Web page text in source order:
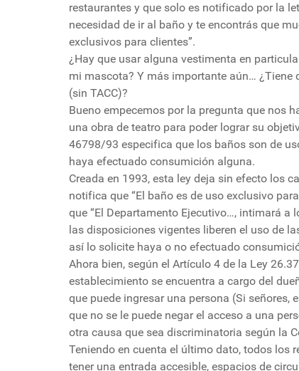
restaurantes y que solo es notificado por la
necesidad de ir al baño y te encontrás que
exclusivos para clientes”.
¿Hay que usar alguna vestimenta en
mi mascota? Y más importante aún… ¿Tiene
(sin TACC)?
Bueno empecemos por la pregunta que nos
una obra de teatro para poder lograr su
46798/93 especifica que los baños son de
haya efectuado consumición alguna.
Creada en 1993, esta ley deja sin efecto los
notifica que “El baño es de uso exclusivo
que “El Departamento Ejecutivo…, intimará a
las disposiciones vigentes liberen el uso de
así lo solicite haya o no efectuado
Ahora bien, según el Artículo 4 de la Ley
establecimiento se encuentra a cargo del
que puede ingresar una persona (Si señores,
que no se le puede negar el acceso a una
otra causa que sea discriminatoria según la
Teniendo en cuenta el último dato, todos los
tener una entrada accesible, espacios de